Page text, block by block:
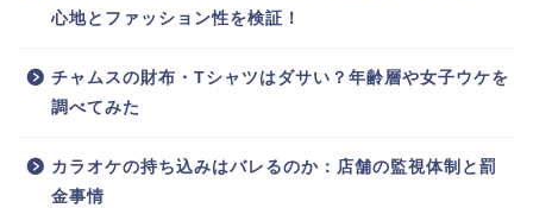
心地とファッション性を検証！
チャムスの財布・Tシャツはダサい？年齢層や女子ウケを
調べてみた
カラオケの持ち込みはバレるのか：店舗の監視体制と罰
金事情